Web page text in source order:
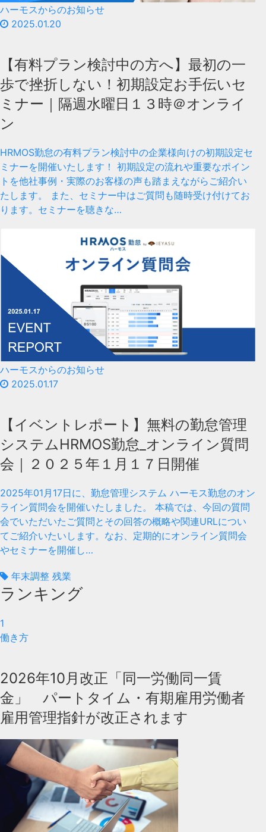
ハーモスからのお知らせ
2025.01.20
【有料プラン検討中の方へ】最初の一
歩で挫折しない！初期設定お手伝いセ
ミナー｜隔週水曜日１３時＠オンライ
ン
HRMOS勤怠の有料プラン検討中の企業様向けの初期設定セ
ミナーを開催いたします！ 初期設定の流れや重要なポイン
トを他社事例・実際のお客様の声も踏まえながらご紹介い
たします。 また、セミナー中はご質問も随時受け付けてお
ります。セミナーを聴きな…
ハーモスからのお知らせ
2025.01.17
【イベントレポート】無料の勤怠管理
システムHRMOS勤怠_オンライン質問
会｜２０２５年１月１７日開催
2025年01月17日に、勤怠管理システム ハーモス勤怠のオン
ライン質問会を開催いたしました。 本稿では、今回の質問
会でいただいたご質問とその回答の概略や関連URLについ
てご紹介いたいします。なお、定期的にオンライン質問会
やセミナーを開催し…
年末調整 残業
ランキング
1
働き方
2026年10月改正「同一労働同一賃
金」 パートタイム・有期雇用労働者
雇用管理指針が改正されます